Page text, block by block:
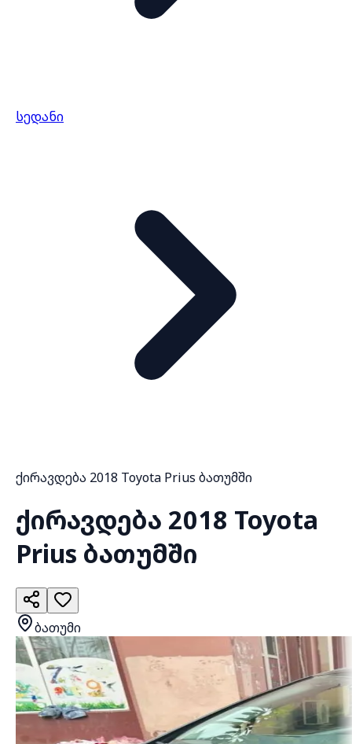
სედანი
ქირავდება 2018 Toyota Prius ბათუმში
ქირავდება 2018 Toyota
Prius ბათუმში
ბათუმი